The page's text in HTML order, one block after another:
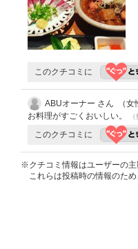
このクチコミに
ABUオーナー さん （女
お料理がすごくおいしい。
このクチコミに
※クチコミ情報はユーザーの主
これらは投稿時の情報のた